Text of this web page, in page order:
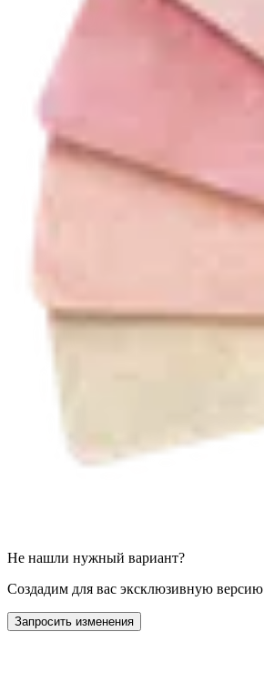
Не нашли нужный вариант?
Создадим для вас эксклюзивную версию
Запросить изменения